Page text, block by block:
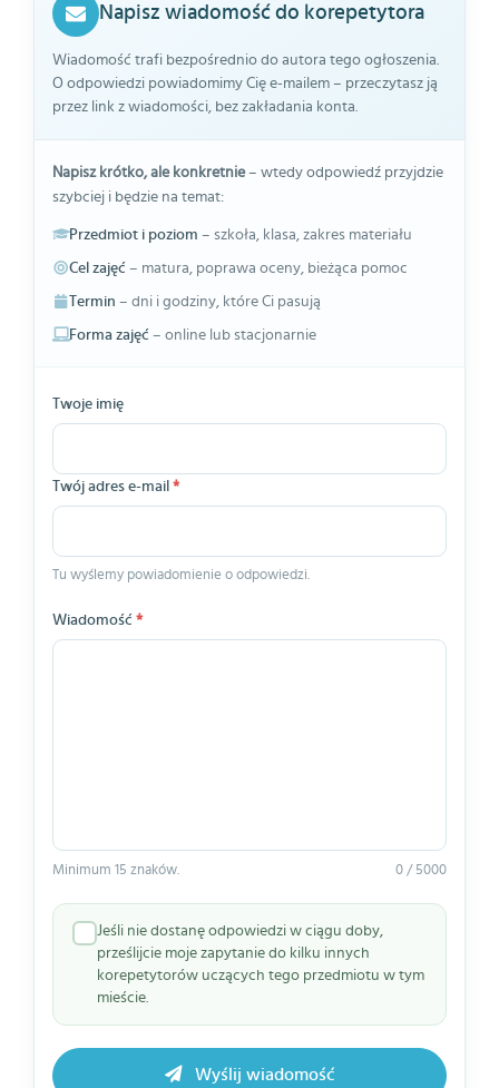
Napisz wiadomość do korepetytora
Wiadomość trafi bezpośrednio do autora tego ogłoszenia.
O odpowiedzi powiadomimy Cię e-mailem – przeczytasz ją
przez link z wiadomości, bez zakładania konta.
Napisz krótko, ale konkretnie– wtedy odpowiedź przyjdzie
szybciej i będzie na temat:
Przedmiot i poziom – szkoła, klasa, zakres materiału
Cel zajęć – matura, poprawa oceny, bieżąca pomoc
Termin – dni i godziny, które Ci pasują
Forma zajęć – online lub stacjonarnie
Twoje imię
Twój adres e-mail *
Tu wyślemy powiadomienie o odpowiedzi.
Wiadomość *
Minimum 15 znaków. 0 / 5000
Jeśli nie dostanę odpowiedzi w ciągu doby,
prześlijcie moje zapytanie do kilku innych
korepetytorów uczących tego przedmiotu w tym
mieście.
Wyślij wiadomość